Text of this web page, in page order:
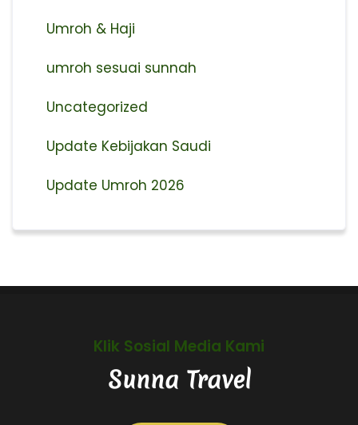
Umroh & Haji
umroh sesuai sunnah
Uncategorized
Update Kebijakan Saudi
Update Umroh 2026
Klik Sosial Media Kami
Sunna Travel